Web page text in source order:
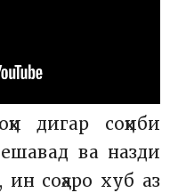
дигар соҳиби
ва назди
соҳаро хуб аз